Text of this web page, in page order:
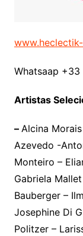
Whatsaap
Artistas
– Alcina
Azevedo -
Monteiro –
Gabriela
Bauberger –
Josephine Di
Politzer –